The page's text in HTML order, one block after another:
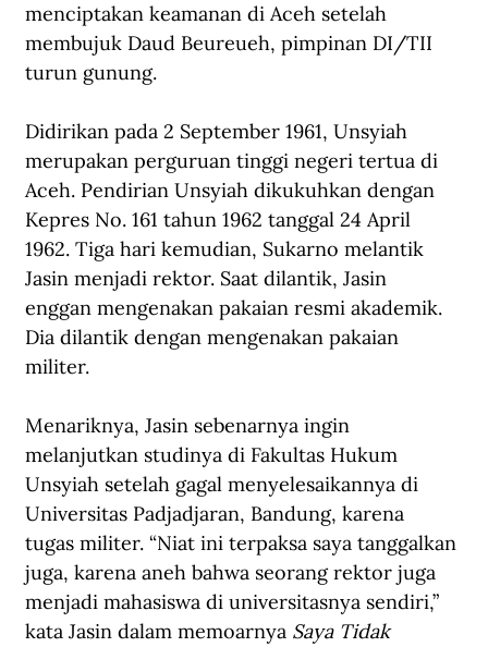
menciptakan keamanan di Aceh setelah
membujuk Daud Beureueh, pimpinan DI/TII
turun gunung.
Didirikan pada 2 September 1961, Unsyiah
merupakan perguruan tinggi negeri tertua di
Aceh. Pendirian Unsyiah dikukuhkan dengan
Kepres No. 161 tahun 1962 tanggal 24 April
1962. Tiga hari kemudian, Sukarno melantik
Jasin menjadi rektor. Saat dilantik, Jasin
enggan mengenakan pakaian resmi akademik.
Dia dilantik dengan mengenakan pakaian
militer.
Menariknya, Jasin sebenarnya ingin
melanjutkan studinya di Fakultas Hukum
Unsyiah setelah gagal menyelesaikannya di
Universitas Padjadjaran, Bandung, karena
tugas militer. “Niat ini terpaksa saya tanggalkan
juga, karena aneh bahwa seorang rektor juga
menjadi mahasiswa di universitasnya sendiri,”
kata Jasin dalam memoarnya Saya Tidak